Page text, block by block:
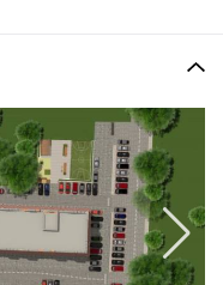
от
расходов
учета тепла.
отделки: